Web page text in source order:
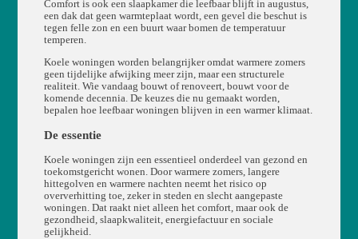
Comfort is ook een slaapkamer die leefbaar blijft in augustus,
een dak dat geen warmteplaat wordt, een gevel die beschut is
tegen felle zon en een buurt waar bomen de temperatuur
temperen.
Koele woningen worden belangrijker omdat warmere zomers
geen tijdelijke afwijking meer zijn, maar een structurele
realiteit. Wie vandaag bouwt of renoveert, bouwt voor de
komende decennia. De keuzes die nu gemaakt worden,
bepalen hoe leefbaar woningen blijven in een warmer klimaat.
De essentie
Koele woningen zijn een essentieel onderdeel van gezond en
toekomstgericht wonen. Door warmere zomers, langere
hittegolven en warmere nachten neemt het risico op
oververhitting toe, zeker in steden en slecht aangepaste
woningen. Dat raakt niet alleen het comfort, maar ook de
gezondheid, slaapkwaliteit, energiefactuur en sociale
gelijkheid.